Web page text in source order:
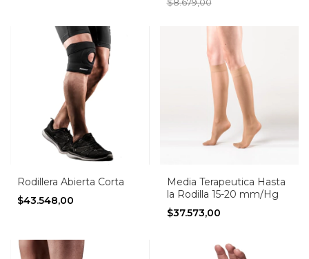
Rodillera Abierta Corta
$43.548,00
Media Terapeutica Hasta
la Rodilla 15-20 mm/Hg
$37.573,00